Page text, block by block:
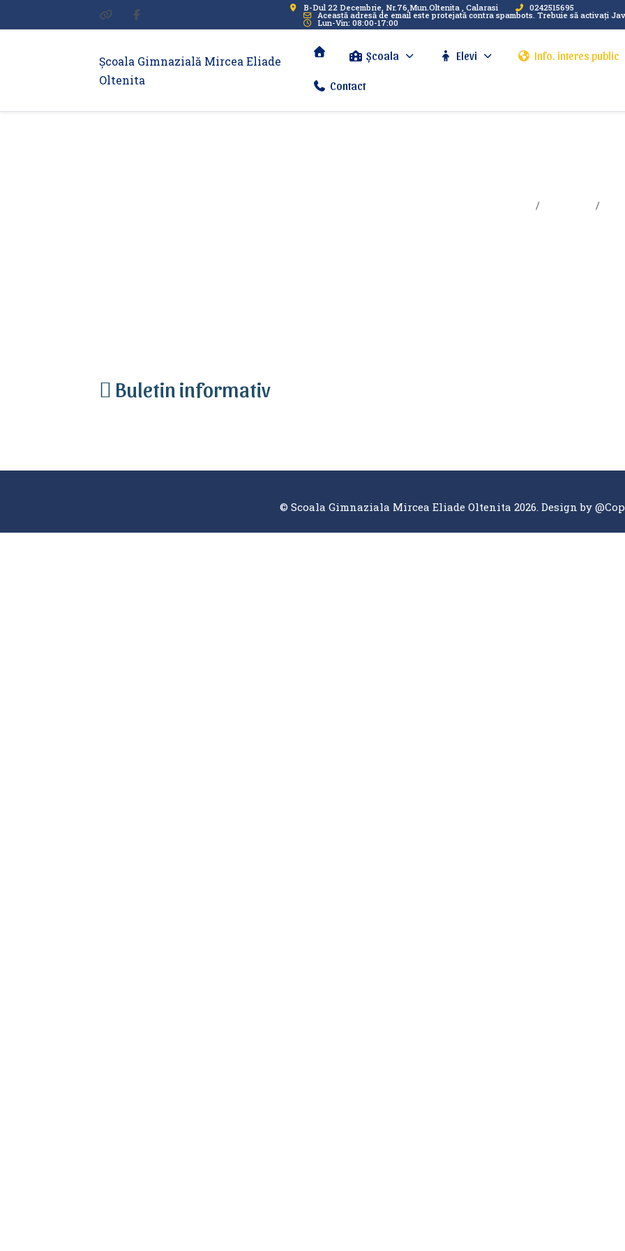
B-Dul 22 Decembrie, Nr.76,Mun.Oltenita , Calarasi 0242515695
Această adresă de email este protejată contra spambots. Trebuie să activați
Lun-Vin: 08:00-17:00
Școala Gimnazială Mircea Eliade
Oltenita
Școala Elevi Info. interes public
Contact
Buletin informativ
© Scoala Gimnaziala Mircea Eliade Oltenita 2026. Design by